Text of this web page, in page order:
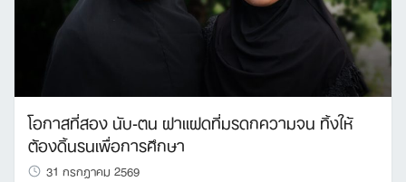
Search
for:
โอกาสที่สอง นับ-ตน ฝาแฝดที่มรดกความจน ทิ้งให้
ต้องดิ้นรนเพื่อการศึกษา
31 กรกฎาคม 2569